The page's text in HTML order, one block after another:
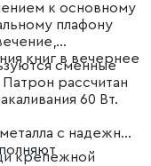
к основному
плафону
книг в вечернее
сменные
рассчитан
60 Вт.
с надежным
крепежной